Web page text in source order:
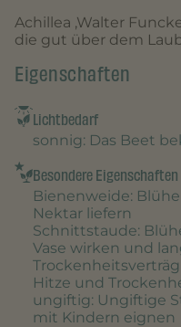
Achillea ‚Walter
die gut über dem
Eigenschaften
Lichtbedarf
sonnig: Das Beet
Besondere Eigenschaften
Bienenweide:
Nektar liefern
Schnittstaude:
Vase wirken und
Hitze und
ungiftig: Ungiftige
mit Kindern eignen